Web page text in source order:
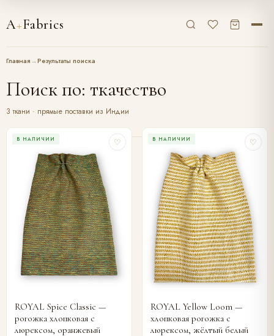
A+Fabrics
Главная→Результаты поиска
Поиск по: ткачество
3 ткани · прямые поставки из Индии
В НАЛИЧИИ ♡
ROYAL Spice Classic —
рогожка хлопковая с
люрексом, оранжевый
В НАЛИЧИИ ♡
ROYAL Yellow Loom —
хлопковая рогожка с
люрексом, жёлтый белый